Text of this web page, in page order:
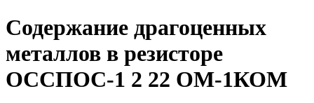
Содержание драгоценных
металлов в резисторе
ОССПОС-1 2 22 ОМ-1КОМ